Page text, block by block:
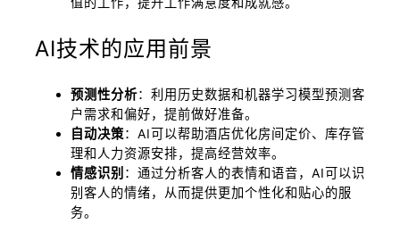
AI技术的应用前景
预测性分析：利用历史数据和机器学习模型预测客
户需求和偏好，提前做好准备。
自动决策：AI可以帮助酒店优化房间定价、库存管
理和人力资源安排，提高经营效率。
情感识别 ：通过分析客人的表情和语音，AI可以识
别客人的情绪，从而提供更加个性化和贴心的服
务。